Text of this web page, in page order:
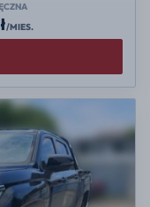
/MIES.